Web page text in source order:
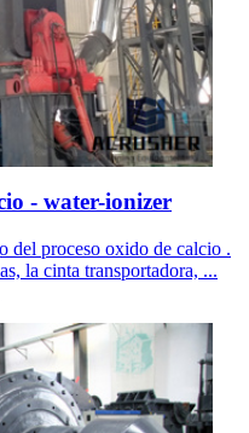
- water-ionizer
del proceso oxido de calcio .
la cinta transportadora, ...